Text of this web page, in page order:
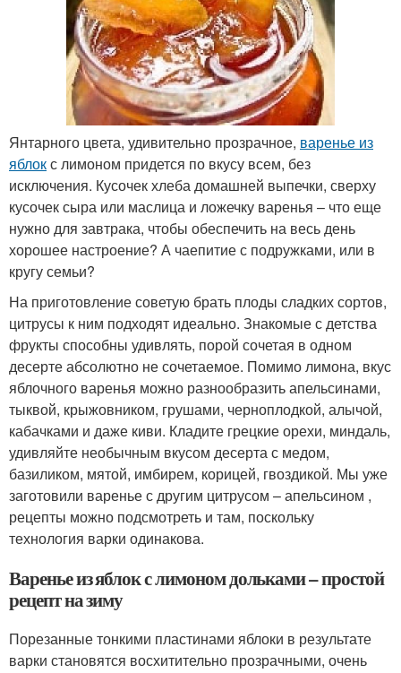
Янтарного цвета, удивительно прозрачное, варенье из
яблокс лимоном придется по вкусу всем, без
исключения. Кусочек хлеба домашней выпечки, сверху
кусочек сыра или маслица и ложечку варенья – что еще
нужно для завтрака, чтобы обеспечить на весь день
хорошее настроение? А чаепитие с подружками, или в
кругу семьи?
На приготовление советую брать плоды сладких сортов,
цитрусы к ним подходят идеально. Знакомые с детства
фрукты способны удивлять, порой сочетая в одном
десерте абсолютно не сочетаемое. Помимо лимона, вкус
яблочного варенья можно разнообразить апельсинами,
тыквой, крыжовником, грушами, черноплодкой, алычой,
кабачками и даже киви. Кладите грецкие орехи, миндаль,
удивляйте необычным вкусом десерта с медом,
базиликом, мятой, имбирем, корицей, гвоздикой. Мы уже
заготовили варенье с другим цитрусом – апельсином ,
рецепты можно подсмотреть и там, поскольку
технология варки одинакова.
Варенье из яблок с лимоном дольками – простой
рецепт на зиму
Порезанные тонкими пластинами яблоки в результате
варки становятся восхитительно прозрачными, очень